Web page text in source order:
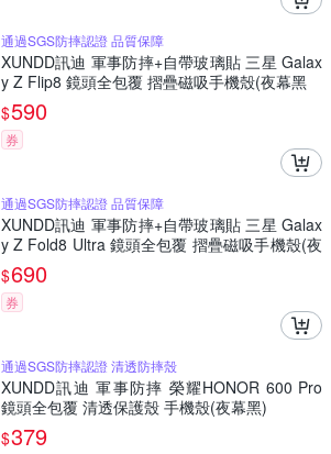
通過SGS防摔認證 品質保障
XUNDD訊迪 軍事防摔+自帶玻璃貼 三星 Galax
y Z Flip8 鏡頭全包覆 摺疊磁吸手機殼(夜幕黑
$590
券
通過SGS防摔認證 品質保障
XUNDD訊迪 軍事防摔+自帶玻璃貼 三星 Galax
y Z Fold8 Ultra 鏡頭全包覆 摺疊磁吸手機殼(夜
幕黑)
$690
券
通過SGS防摔認證 清透防摔殼
XUNDD訊迪 軍事防摔 榮耀HONOR 600 Pro
鏡頭全包覆 清透保護殼 手機殼(夜幕黑)
$379